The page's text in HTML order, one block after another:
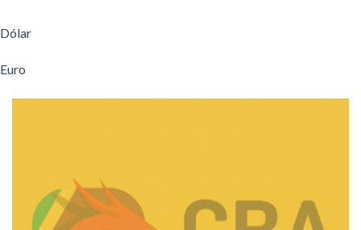
Dólar
Euro